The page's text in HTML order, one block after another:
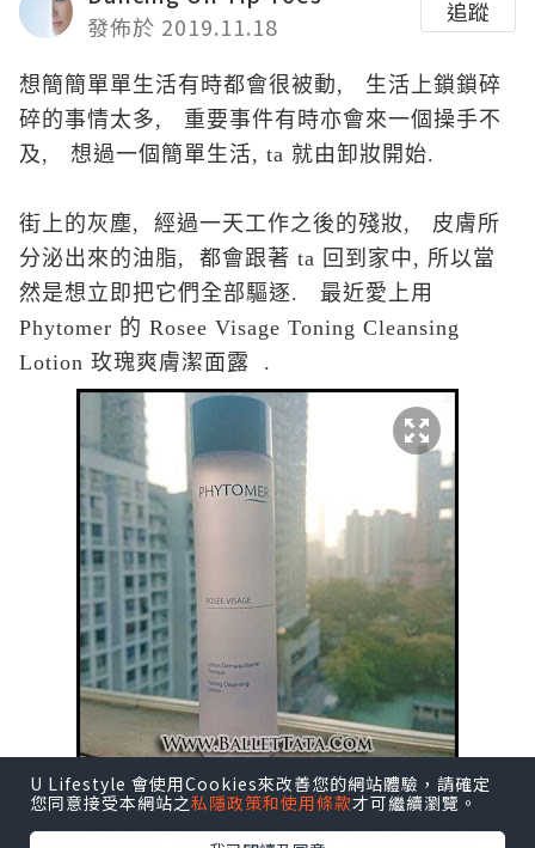
發佈於 2019.11.18
追蹤
想簡簡單單生活有時都會很被動, 生活上鎖鎖碎
碎的事情太多, 重要事件有時亦會來一個操手不
及, 想過一個簡單生活, ta 就由卸妝開始.
街上的灰塵, 經過一天工作之後的殘妝, 皮膚所
分泌出來的油脂, 都會跟著 ta 回到家中, 所以當
然是想立即把它們全部驅逐. 最近愛上用
Phytomer 的 Rosee Visage Toning Cleansing
Lotion 玫瑰爽膚潔面露 .
有時很怕用完一些爽膚水用後留下黏笠的感覺,
U Lifestyle 會使用Cookies來改善您的網站體驗，請確定
您同意接受本網站之私隱政策和使用條款才可繼續瀏覽。